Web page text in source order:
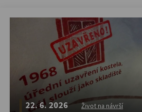
22. 6. 2026 Život na návrší